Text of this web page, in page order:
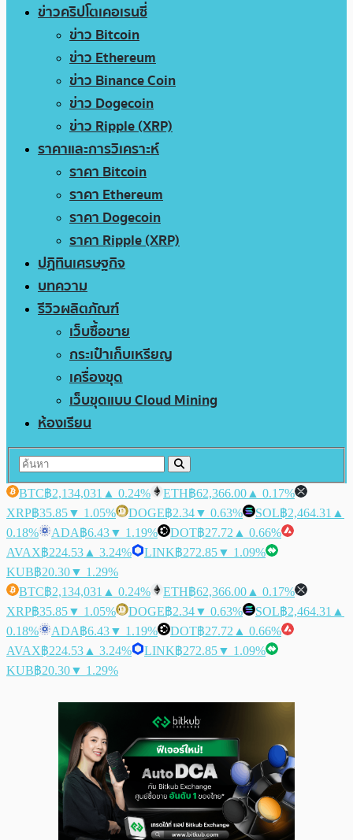
ข่าวคริปโตเคอเรนซี่
ข่าว Bitcoin
ข่าว Ethereum
ข่าว Binance Coin
ข่าว Dogecoin
ข่าว Ripple (XRP)
ราคาและการวิเคราะห์
ราคา Bitcoin
ราคา Ethereum
ราคา Dogecoin
ราคา Ripple (XRP)
ปฏิทินเศรษฐกิจ
บทความ
รีวิวผลิตภัณฑ์
เว็บซื้อขาย
กระเป๋าเก็บเหรียญ
เครื่องขุด
เว็บขุดแบบ Cloud Mining
ห้องเรียน
BTC฿2,134,031 ▲ 0.24% ETH฿62,366.00 ▲ 0.17%
XRP฿35.85▼ 1.05% DOGE฿2.34▼ 0.63% SOL฿2,464.31 ▲
0.18%
ADA฿6.43▼ 1.19% DOT฿27.72 ▲ 0.66%
AVAX฿224.53 ▲ 3.24% LINK฿272.85▼ 1.09%
KUB฿20.30▼ 1.29%
BTC฿2,134,031 ▲ 0.24% ETH฿62,366.00 ▲ 0.17%
XRP฿35.85▼ 1.05% DOGE฿2.34▼ 0.63% SOL฿2,464.31 ▲
0.18%
ADA฿6.43▼ 1.19% DOT฿27.72 ▲ 0.66%
AVAX฿224.53 ▲ 3.24% LINK฿272.85▼ 1.09%
KUB฿20.30▼ 1.29%